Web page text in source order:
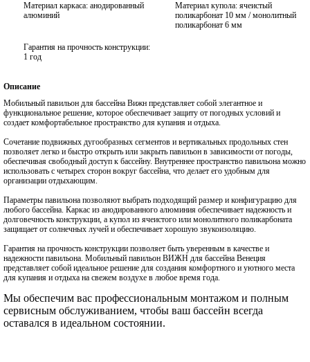
Материал каркаса: анодированный
алюминий
Материал купола: ячеистый
поликарбонат 10 мм / монолитный
поликарбонат 6 мм
Гарантия на прочность конструкции:
1 год
Описание
Мобильный павильон для бассейна Вижн представляет собой элегантное и
функциональное решение, которое обеспечивает защиту от погодных условий и
создает комфортабельное пространство для купания и отдыха.
Сочетание подвижных дугообразных сегментов и вертикальных продольных стен
позволяет легко и быстро открыть или закрыть павильон в зависимости от погоды,
обеспечивая свободный доступ к бассейну. Внутреннее пространство павильона можно
использовать с четырех сторон вокруг бассейна, что делает его удобным для
организации отдыхающим.
Параметры павильона позволяют выбрать подходящий размер и конфигурацию для
любого бассейна. Каркас из анодированного алюминия обеспечивает надежность и
долговечность конструкции, а купол из ячеистого или монолитного поликарбоната
защищает от солнечных лучей и обеспечивает хорошую звукоизоляцию.
Гарантия на прочность конструкции позволяет быть уверенным в качестве и
надежности павильона. Мобильный павильон ВИЖН для бассейна Венеция
представляет собой идеальное решение для создания комфортного и уютного места
для купания и отдыха на свежем воздухе в любое время года.
Мы обеспечим вас профессиональным монтажом и полным
сервисным обслуживанием, чтобы ваш бассейн всегда
оставался в идеальном состоянии.